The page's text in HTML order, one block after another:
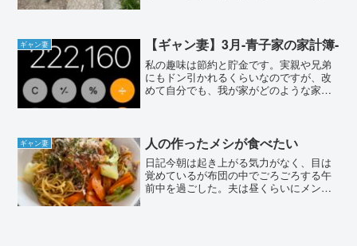
ごし方をしてい...
ギャン妻 【ギャン妻】3月-青子家の家計簿-
私の趣味は節約と貯金です。実親や兄弟
にもドン引かれるくらいなのですが、改
めて自分でも、我が家がどのような家計
ギャン妻 人の作ったメシが食べたい
日記今朝は起き上がる気力がなく、目は
覚めているが布団の中でごろごろする午
前中を過ごした。夫は昼くらいにメンタ